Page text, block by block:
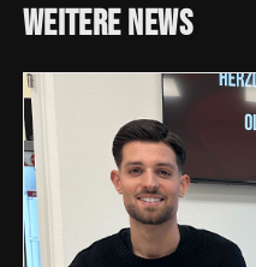
WeitereNews